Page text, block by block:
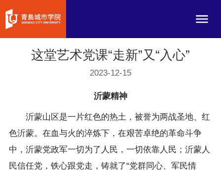
这堂艺术党课“走新”又“入心”
2023-12-15
沂蒙精神
沂蒙山区是一片红色的热土，被誉为两战圣地、红
色沂蒙。在血与火的淬炼下，在艰苦卓绝的革命斗争
中，沂蒙党政军一切为了人民，一切依靠人民；沂蒙人
民信任党，铁心跟党走，铸就了“党群同心、军民情